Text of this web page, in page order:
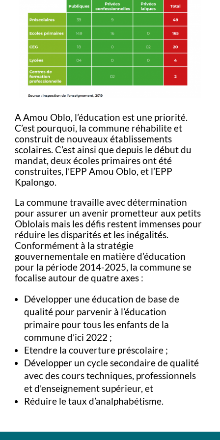
A Amou Oblo, l’éducation est une priorité.
C’est pourquoi, la commune réhabilite et
construit de nouveaux établissements
scolaires. C’est ainsi que depuis le début du
mandat, deux écoles primaires ont été
construites, l’EPP Amou Oblo, et l’EPP
Kpalongo.
La communetravaille avec détermination
pour assurer un avenir prometteur aux petits
Oblolais mais les défis restent immenses pour
réduire les disparités et les inégalités.
Conformément à la stratégie
gouvernementale en matière d’éducation
pour la période 2014-2025, la commune se
focalise autour de quatre axes :
Développer une éducation de base de
qualité pour parvenir à l’éducation
primaire pour tous les enfants de la
commune d’ici 2022 ;
Etendre la couverture préscolaire ;
Développer un cycle secondaire de qualité
avec des cours techniques, professionnels
et d’enseignement supérieur, et
Réduire le taux d’analphabétisme.